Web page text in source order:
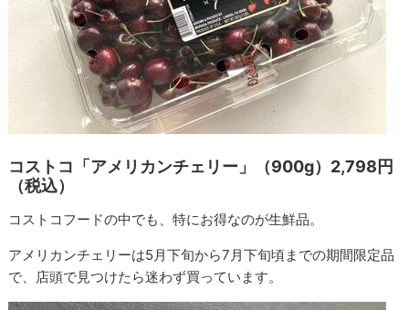
コストコ「アメリカンチェリー」（900g）2,798円
（税込）
コストコフードの中でも、特にお得なのが生鮮品。
アメリカンチェリーは5月下旬から7月下旬頃までの期間限定品
で、店頭で見つけたら迷わず買っています。